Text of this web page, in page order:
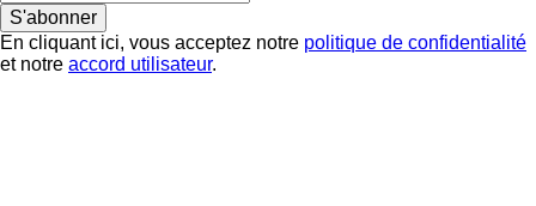
S'abonner
En cliquant ici, vous acceptez notre politique de confidentialité
et notre accord utilisateur.